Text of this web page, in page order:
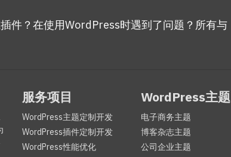
件？在使用WordPress时遇到了问题？所有与
服务项目
WordPress主题定制开发
WordPress插件定制开发
WordPress性能优化
WordPress主题
电子商务主题
博客杂志主题
公司企业主题